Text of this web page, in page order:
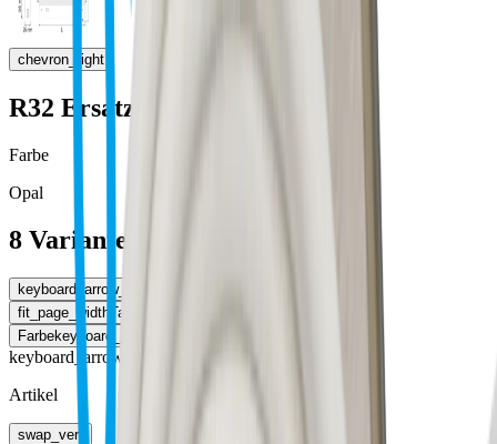
chevron_right
R32 Ersatzteile
Farbe
Opal
8 Varianten
keyboard_arrow_left
fit_page_width Tabelle erweitern
Farbekeyboard_arrow_right
keyboard_arrow_right
Artikel
swap_vert